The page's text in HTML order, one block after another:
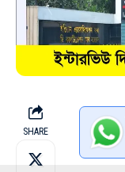
SHARE